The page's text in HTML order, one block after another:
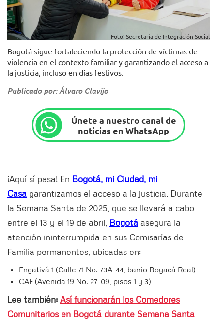
Foto: Secretaría de Integración Social
Bogotá sigue fortaleciendo la protección de víctimas de
violencia en el contexto familiar y garantizando el acceso a
la justicia, incluso en días festivos.
Publicado por: Álvaro Clavijo
Únete a nuestro canal de
noticias en WhatsApp
¡Aquí sí pasa! En Bogotá, mi Ciudad, mi
Casa garantizamos el acceso a la justicia. Durante
la Semana Santa de 2025, que se llevará a cabo
entre el 13 y el 19 de abril, Bogotá asegura la
atención ininterrumpida en sus Comisarías de
Familia permanentes, ubicadas en:
Engativá 1 (Calle 71 No. 73A-44, barrio Boyacá Real)
CAF (Avenida 19 No. 27-09, pisos 1 y 3)
Lee también: Así funcionarán los Comedores
Comunitarios en Bogotá durante Semana Santa